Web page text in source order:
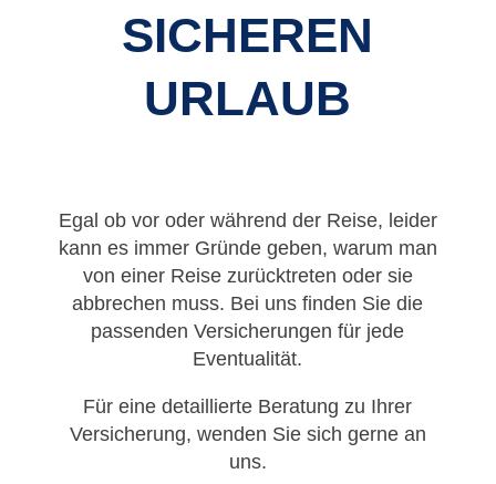
SICHEREN
URLAUB
Egal ob vor oder während der Reise, leider
kann es immer Gründe geben, warum man
von einer Reise zurücktreten oder sie
abbrechen muss. Bei uns finden Sie die
passenden Versicherungen für jede
Eventualität.
Für eine detaillierte Beratung zu Ihrer
Versicherung, wenden Sie sich gerne an
uns.